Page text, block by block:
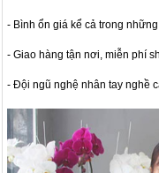
- Bình ổn giá kể cả trong
- Giao hàng tận nơi, miễn phí
- Đội ngũ nghệ nhân tay nghề